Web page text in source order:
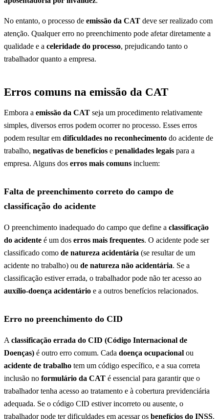
No entanto, o processo de emissão da CAT deve ser realizado com
atenção. Qualquer erro no preenchimento pode afetar diretamente a
qualidade e a celeridade do processo, prejudicando tanto o
trabalhador quanto a empresa.
Erros comuns na emissão da CAT
Embora a emissão da CAT seja um procedimento relativamente
simples, diversos erros podem ocorrer no processo. Esses erros
podem resultar em dificuldades no reconhecimento do acidente de
trabalho, negativas de benefícios e penalidades legais para a
empresa. Alguns dos erros mais comuns incluem:
Falta de preenchimento correto do campo de
classificação do acidente
O preenchimento inadequado do campo que define a classificação
do acidente é um dos erros mais frequentes. O acidente pode ser
classificado como de natureza acidentária (se resultar de um
acidente no trabalho) ou de natureza não acidentária. Se a
classificação estiver errada, o trabalhador pode não ter acesso ao
auxílio-doença acidentário e a outros benefícios relacionados.
Erro no preenchimento do CID
A classificação errada do CID (Código Internacional de
Doenças) é outro erro comum. Cada doença ocupacional ou
acidente de trabalho tem um código específico, e a sua correta
inclusão no formulário da CAT é essencial para garantir que o
trabalhador tenha acesso ao tratamento e à cobertura previdenciária
adequada. Se o código CID estiver incorreto ou ausente, o
trabalhador pode ter dificuldades em acessar os benefícios do INSS.